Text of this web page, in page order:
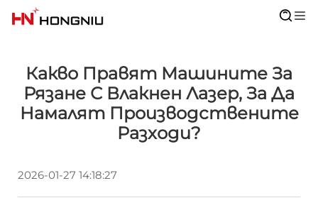
Какво Правят Машините За
Рязане С Влакнен Лазер, За Да
Намалят Производствените
Разходи?
2026-01-27 14:18:27